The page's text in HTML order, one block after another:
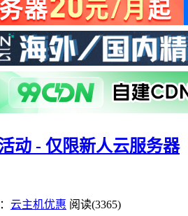
动 - 仅限新人云服务器
云主机优惠 阅读(3365)